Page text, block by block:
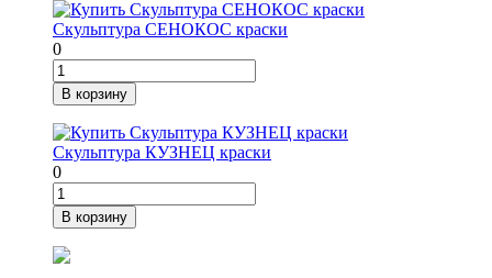
Скульптура СЕНОКОС краски
0
В корзину
Скульптура КУЗНЕЦ краски
0
В корзину